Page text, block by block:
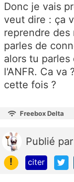
Donc je vais
veut dire : ça
reprendre des
parles de
alors tu parles
l'ANFR. Ca va
cette fois ?
Freebox Delta
Publié par
!
citer